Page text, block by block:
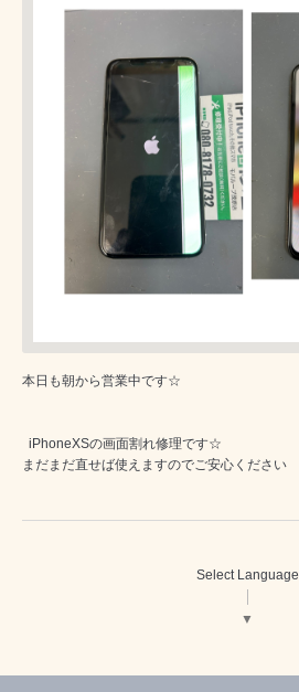
本日も朝から営業中です☆
iPhoneXSの画面割れ修理です☆
まだまだ直せば使えますのでご安心ください
Select Language
▼